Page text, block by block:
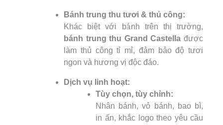
Bánh trung thu tươi & thủ công:
Khác biệt với bánh trên thị trường,
bánh trung thu Grand Castella được
làm thủ công tỉ mỉ, đảm bảo độ tươi
ngon và hương vị độc đáo.
Dịch vụ linh hoạt:
Tùy chọn, tùy chỉnh:
Nhân bánh, vỏ bánh, bao bì,
in ấn, khắc logo theo yêu cầu